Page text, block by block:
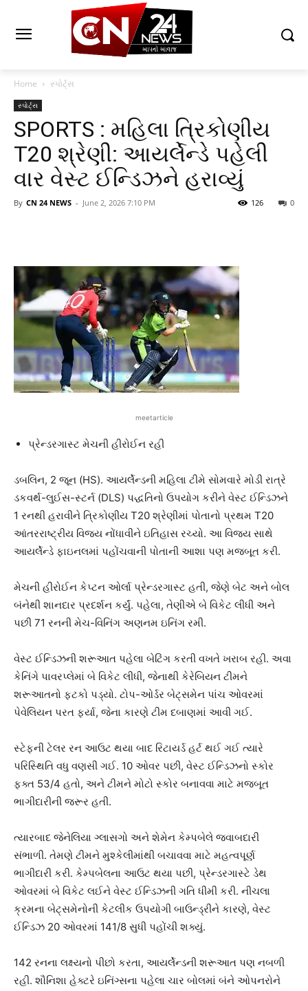
Home સ્પોર્ટ્સ
સ્પોર્ટ્સ
SPORTS : મહિલા ત્રિકોણીય
T20 શ્રેણી: આયર્લેન્ડે પહેલી
વાર વેસ્ટ ઈન્ડિઝને હરાવ્યું
By CN 24 NEWS - June 2, 2026 7:10 PM 0
126
meetarticle
પ્રેન્ડરગાસ્ટ મેચની હીરોઈન રહી
ડબલિન, 2 જૂન (HS). આયર્લેન્ડની મહિલા ટીમે સોમવારે મોડી રાત્રે
ડકવર્થ-લુઈસ-સ્ટર્ન (DLS) પદ્ધતિનો ઉપયોગ કરીને વેસ્ટ ઈન્ડિઝને
1 રનથી હરાવીને ત્રિકોણીય T20 શ્રેણીમાં પોતાનો પ્રથમ T20
આંતરરાષ્ટ્રીય વિજય નોંધાવીને ઇતિહાસ રચ્યો. આ વિજય સાથે
આયર્લેન્ડે ફાઇનલમાં પહોંચવાની પોતાની આશા પણ મજબૂત કરી.
મેચની હીરોઈન કેપ્ટન ઓર્લા પ્રેન્ડરગાસ્ટ હતી, જેણે બેટ અને બોલ
બંનેથી શાનદાર પ્રદર્શન કર્યું. પહેલા, તેણીએ બે વિકેટ લીધી અને
પછી 71 રનની મેચ-વિનિંગ અણનમ ઇનિંગ રમી.
વેસ્ટ ઈન્ડિઝની શરૂઆત પહેલા બેટિંગ કરતી વખતે ખરાબ રહી. અવા
કેનિંગે પાવરપ્લેમાં બે વિકેટ લીધી, જેનાથી કેરેબિયન ટીમને
શરૂઆતનો ફટકો પડ્યો. ટોપ-ઓર્ડર બેટ્સમેન પાંચ ઓવરમાં
પેવેલિયન પરત ફર્યા, જેના કારણે ટીમ દબાણમાં આવી ગઈ.
સ્ટેફની ટેલર રન આઉટ થયા બાદ રિટાયર્ડ હર્ટ થઈ ગઈ ત્યારે
પરિસ્થિતિ વધુ વણસી ગઈ. 10 ઓવર પછી, વેસ્ટ ઈન્ડિઝનો સ્કોર
ફક્ત 53/4 હતો, અને ટીમને મોટો સ્કોર બનાવવા માટે મજબૂત
ભાગીદારીની જરૂર હતી.
ત્યારબાદ જેનેલિયા ગ્લાસગો અને શેમેન કેમ્પબેલે જવાબદારી
સંભાળી. તેમણે ટીમને મુશ્કેલીમાંથી બચાવવા માટે મહત્વપૂર્ણ
ભાગીદારી કરી. કેમ્પબેલના આઉટ થયા પછી, પ્રેન્ડરગાસ્ટે ડેથ
ઓવરમાં બે વિકેટ લઈને વેસ્ટ ઈન્ડિઝની ગતિ ધીમી કરી. નીચલા
ક્રમના બેટ્સમેનોની કેટલીક ઉપયોગી બાઉન્ડ્રીને કારણે, વેસ્ટ
ઈન્ડિઝ 20 ઓવરમાં 141/8 સુધી પહોંચી શક્યું.
142 રનના લક્ષ્યનો પીછો કરતા, આયર્લેન્ડની શરૂઆત પણ નબળી
રહી. શૌનિશા હેક્ટરે ઇનિંગ્સના પહેલા ચાર બોલમાં બંને ઓપનરોને